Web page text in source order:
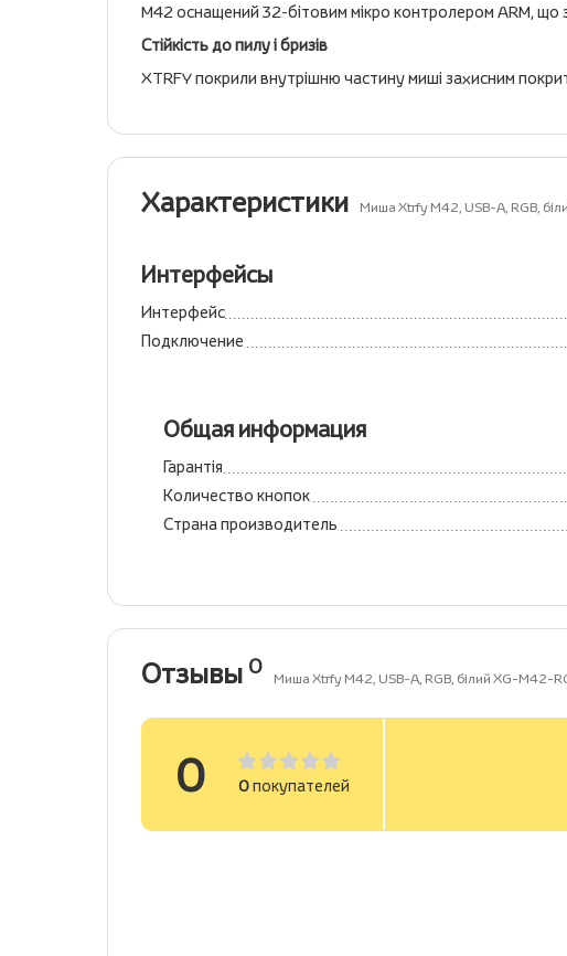
M42 оснащений 32-бітовим мікро контролером ARM, що
Стійкість до пилу і бризів
XTRFY покрили внутрішню частину миші захисним
Характеристики Миша Xtrfy M42, USB-A, RGB,
Интерфейсы
Интерфейс
Подключение
Общая информация
Гарантія
Количество кнопок
Страна производитель
Отзывы 0 Миша Xtrfy M42, USB-A, RGB, білий XG-M42-
0 0покупателей